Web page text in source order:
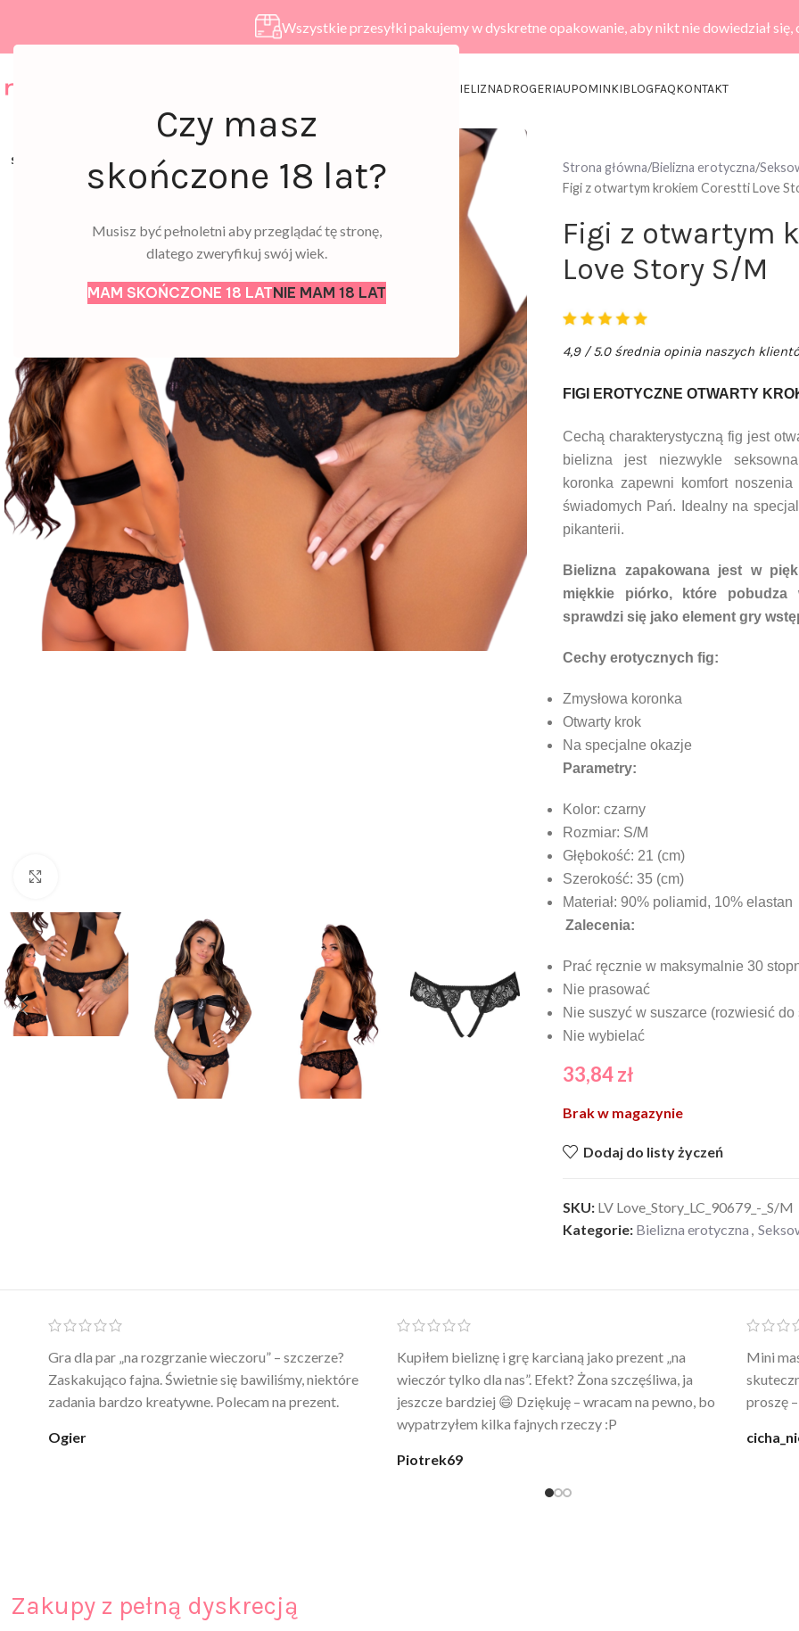
Czy masz
skończone 18 lat?
Musisz być pełnoletni aby przeglądać tę stronę,
dlatego zweryfikuj swój wiek.
MAM SKOŃCZONE 18 LATNIE MAM 18 LAT
Wszystkie przesyłki pakujemy w dyskretne opakowanie, aby nikt nie dowiedział się,
BIELIZNADROGERIAUPOMINKIBLOGFAQKONTAKT
SOLD
Strona główna Bielizna erotyczna
Figi z otwartym krokiem Corestti Love
Figi z otwartym
Love Story S/M
4,9 / 5.0 średnia opinia naszych
FIGI EROTYCZNE OTWARTY
Cechą charakterystyczną fig jest
bielizna jest niezwykle
koronka zapewni komfort
świadomych Pań. Idealny na
pikanterii.
Bielizna zapakowana jest w
miękkie piórko, które pobudza
sprawdzi się jako element gry
Cechy erotycznych fig:
Zmysłowa koronka
Otwarty krok
Na specjalne okazje
Parametry:
Kolor: czarny
Rozmiar: S/M
Głębokość: 21 (cm)
Szerokość: 35 (cm)
Materiał: 90% poliamid, 10% elastan
Zalecenia:
Prać ręcznie w maksymalnie 30
Nie prasować
Nie suszyć w suszarce (rozwiesić do
Nie wybielać
33,84zł
Brak w magazynie
Dodaj do listy życzeń
SKU: LV Love_Story_LC_90679_-_S/M
Kategorie: Bielizna erotyczna ,
Ten żel intymny to był strzał w 10 – nie tylko
poprawia komfort, ale też daje przyjemne uczucie
ciepła. Nie uczula, bez zapachu. Kupuję już 3 raz i na
Po prostu WOW! Szlafrok to sztos – lekki, chłodny, a
wygląda jak z luksusowego butiku. Noszę
codziennie po kąpieli z mężem.
@karolina_dream
świetny
Zakupy z pełną dyskrecją